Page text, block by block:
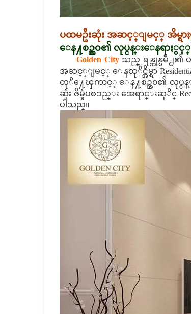
ပထမဦးဆုံး အဆင့္ျမင့္ အိမ္ရာႏွ
ေန႔စဥ္ဘ၀၏ လုပ္ငန္းေနရာ
Golden Cityသည္ ရန္ကုန္ၿမိဳ႕၏
အဆင့္ျမင့္ ေနထုိင္အိမ္ရာ Residential,
တုိ႔ေၾကာင့္ ေန႔စဥ္ဘ၀၏ လုပ္င
ဆုံး ဇိမ္ခံပစၥည္း အေရာင္းဆုိင္
ပါသည္။